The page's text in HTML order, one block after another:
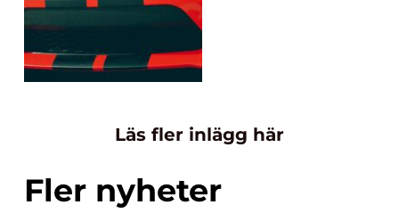
Läs fler inlägg här
Fler nyheter